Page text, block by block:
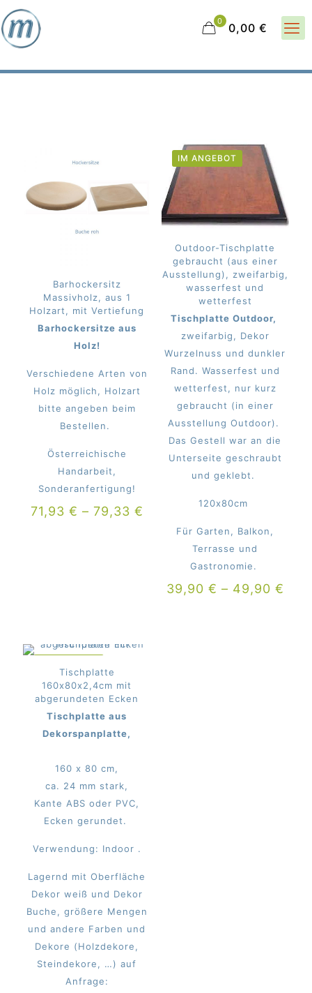
0 0,00 €
Barhockersitz
Massivholz, aus 1
Holzart, mit Vertiefung
Barhockersitze aus
Holz!
Verschiedene Arten von
Holz möglich, Holzart
bitte angeben beim
Bestellen.
Österreichische
Handarbeit,
Sonderanfertigung!
71,93 € – 79,33 €
IM ANGEBOT
Outdoor-Tischplatte
gebraucht (aus einer
Ausstellung), zweifarbig,
wasserfest und
wetterfest
Tischplatte Outdoor,
zweifarbig, Dekor
Wurzelnuss und dunkler
Rand. Wasserfest und
wetterfest, nur kurz
gebraucht (in einer
Ausstellung Outdoor).
Das Gestell war an die
Unterseite geschraubt
und geklebt.
120x80cm
Für Garten, Balkon,
Terrasse und
Gastronomie.
39,90 € – 49,90 €
Tischplatte
160x80x2,4cm mit
abgerundeten Ecken
Tischplatte aus
Dekorspanplatte,
160 x 80 cm,
ca. 24 mm stark,
Kante ABS oder PVC,
Ecken gerundet.
Verwendung: Indoor .
Lagernd mit Oberfläche
Dekor weiß und Dekor
Buche, größere Mengen
und andere Farben und
Dekore (Holzdekore,
Steindekore, …) auf
Anfrage: